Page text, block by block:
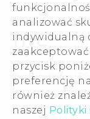
analizować
indywidualną
przycisk
preferencję
również
naszej Polityki
Pomoc E-
ESG
Informacje o
Dla inwestorów
Cookie
Kariera
Security and
© 2011-2026
Warunki prawne